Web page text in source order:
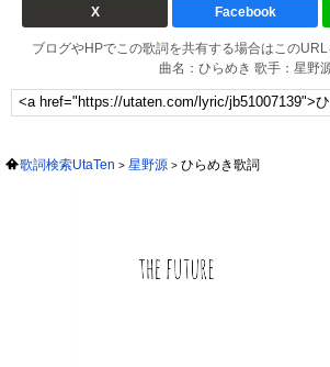
X Facebook
ブログやHPでこの歌詞を共有する場合はこの
曲名：ひらめき 歌手：星野
歌詞検索UtaTen 星野源 ひらめき歌詞